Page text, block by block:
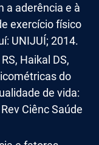
a aderência e à
exercício físico
UNIJUÍ; 2014.
Haikal DS,
do
de vida:
Ciênc Saúde